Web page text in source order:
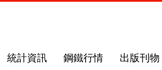
統計資訊 鋼鐵行情 出版刊物